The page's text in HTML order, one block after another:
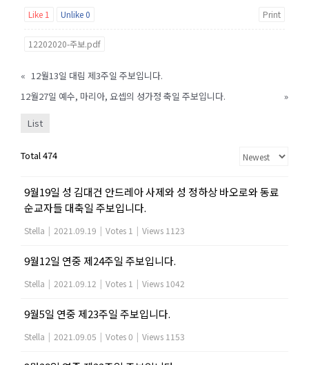
Like 1 Unlike0 Print
12202020-주보.pdf
« 12월13일 대림 제3주일 주보입니다.
12월27일 예수, 마리아, 요셉의 성가정 축일 주보입니다.
»
List
Total 474
9월19일 성 김대건 안드레아 사제와 성 정하상 바오로와 동료
순교자들 대축일 주보입니다.
Stella | 2021.09.19 | Votes 1 | Views 1123
9월12일 연중 제24주일 주보입니다.
Stella | 2021.09.12 | Votes 1 | Views 1042
9월5일 연중 제23주일 주보입니다.
Stella | 2021.09.05 | Votes 0 | Views 1153